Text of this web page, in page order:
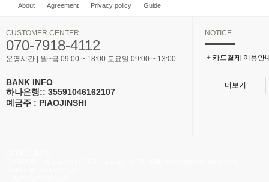
About Agreement Privacy policy Guide
CUSTOMER CENTER
070-7918-4112
운영시간 | 월~금 09:00 ~ 18:00 토요일 09:00 ~ 13:00
BANK INFO
하나은행:: 35591046162107
예금주 : PIAOJINSHI
NOTICE
+ 카드결제 이용안
더보기